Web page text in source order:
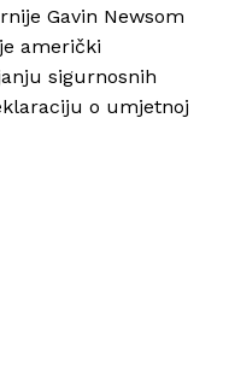
Gavin Newsom
američki
sigurnosnih
o umjetnoj